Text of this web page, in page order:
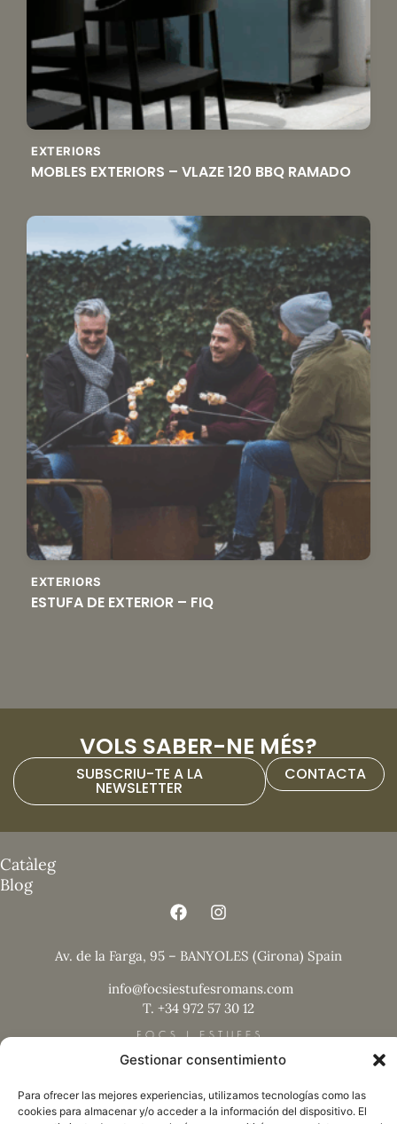
Gestionar consentimiento
Para ofrecer las mejores experiencias, utilizamos tecnologías como las
cookies para almacenar y/o acceder a la información del dispositivo. El
EXTERIORS
MOBLES EXTERIORS – VLAZE 120 BBQ RAMADO
EXTERIORS
ESTUFA DE EXTERIOR – FIQ
VOLS SABER-NE MÉS?
SUBSCRIU-TE A LA
NEWSLETTER
CONTACTA
Av. de la Farga, 95 – BANYOLES (Girona) Spain
info@focsiestufesromans.com
T. +34 972 57 30 12
Catàleg
Blog
Nota legal